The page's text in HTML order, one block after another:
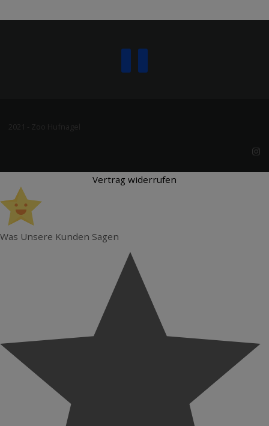
Vertrag widerrufen
Was Unsere Kunden Sagen